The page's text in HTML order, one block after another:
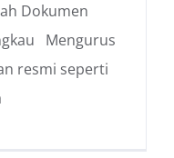
Dokumen
Mengurus
resmi seperti